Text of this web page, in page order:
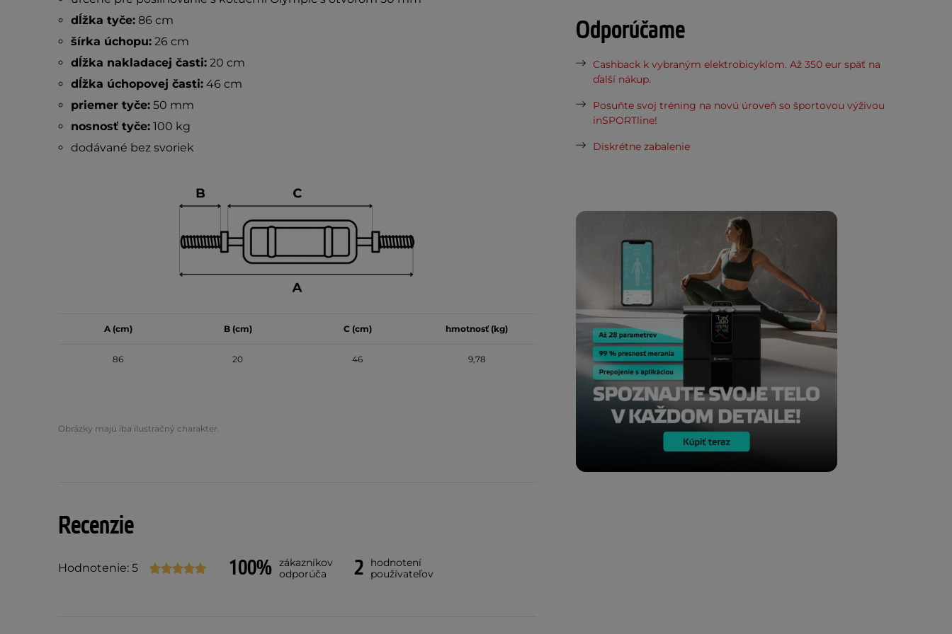
dĺžka tyče:86 cm
šírka úchopu:26 cm
dĺžka nakladacej časti:20 cm
dĺžka úchopovej časti:46 cm
priemer tyče:50 mm
nosnosť tyče:100 kg
dodávané bez svoriek
A (cm) B (cm) C (cm) hmotnosť (kg)
86 20 46 9,78
Obrázky majú iba ilustračný charakter.
Recenzie
Hodnotenie: 5 100%
zákazníkov
odporúča
2
hodnotení
používateľov
Odporúčame
Cashback k vybraným elektrobicyklom. Až 350 eur späť na
ďalší nákup.
Posuňte svoj tréning na novú úroveň so športovou výživou
inSPORTline!
Diskrétne zabalenie